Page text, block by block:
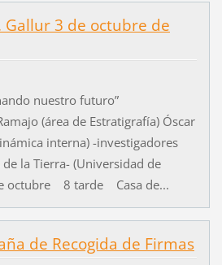
Gallur 3 de octubre de
nuestro futuro”
(área de Estratigrafía) Óscar
interna) -investigadores
la Tierra- (Universidad de
octubre 8 tarde Casa de...
de Recogida de Firmas